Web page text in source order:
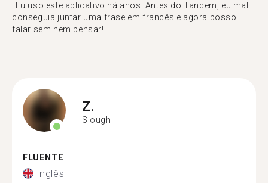
"​​Eu uso este aplicativo há anos! Antes do Tandem, eu mal
conseguia juntar uma frase em francês e agora posso
falar sem nem pensar!"
Z.
Slough
FLUENTE
Inglês